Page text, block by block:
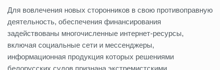
Для вовлечения новых сторонников в свою противоправную
деятельность, обеспечения финансирования
задействованы многочисленные интернет-ресурсы,
включая социальные сети и мессенджеры,
информационная продукция которых решениями
белорусских судов признана экстремистскими